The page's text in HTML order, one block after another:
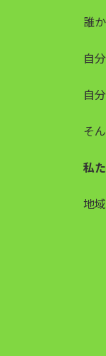
誰
自
自
そ
私
地